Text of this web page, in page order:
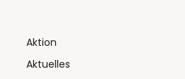
Aktion
Aktuelles